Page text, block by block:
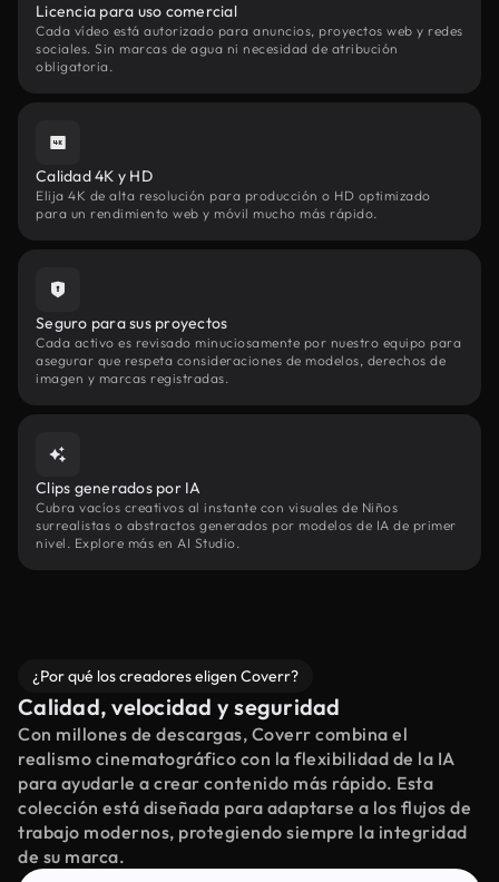
Licencia para uso comercial
Cada vídeo está autorizado para anuncios, proyectos web y redes
sociales. Sin marcas de agua ni necesidad de atribución
obligatoria.
Calidad 4K y HD
Elija 4K de alta resolución para producción o HD optimizado
para un rendimiento web y móvil mucho más rápido.
Seguro para sus proyectos
Cada activo es revisado minuciosamente por nuestro equipo para
asegurar que respeta consideraciones de modelos, derechos de
imagen y marcas registradas.
Clips generados por IA
Cubra vacíos creativos al instante con visuales de Niños
surrealistas o abstractos generados por modelos de IA de primer
nivel. Explore más en AI Studio.
¿Por qué los creadores eligen Coverr?
Calidad, velocidad y seguridad
Con millones de descargas, Coverr combina el
realismo cinematográfico con la flexibilidad de la IA
para ayudarle a crear contenido más rápido. Esta
colección está diseñada para adaptarse a los flujos de
trabajo modernos, protegiendo siempre la integridad
de su marca.